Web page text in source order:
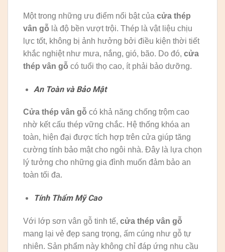
Một trong những ưu điểm nổi bật của cửa thép
vân gỗ là độ bền vượt trội. Thép là vật liệu chịu
lực tốt, không bị ảnh hưởng bởi điều kiện thời tiết
khắc nghiệt như mưa, nắng, gió, bão. Do đó, cửa
thép vân gỗ có tuổi thọ cao, ít phải bảo dưỡng.
An Toàn và Bảo Mật
Cửa thép vân gỗ có khả năng chống trộm cao
nhờ kết cấu thép vững chắc. Hệ thống khóa an
toàn, hiện đại được tích hợp trên cửa giúp tăng
cường tính bảo mật cho ngôi nhà. Đây là lựa chọn
lý tưởng cho những gia đình muốn đảm bảo an
toàn tối đa.
Tính Thẩm Mỹ Cao
Với lớp sơn vân gỗ tinh tế, cửa thép vân gỗ
mang lại vẻ đẹp sang trọng, ấm cúng như gỗ tự
nhiên. Sản phẩm này không chỉ đáp ứng nhu cầu